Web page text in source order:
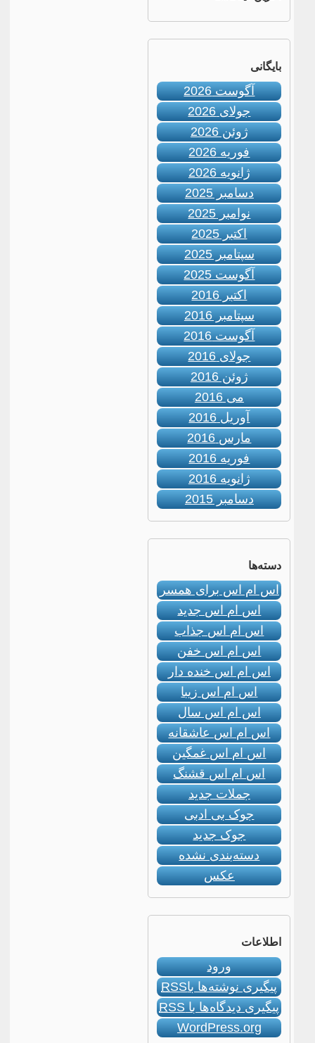
بایگانی
آگوست 2026
جولای 2026
ژوئن 2026
فوریه 2026
ژانویه 2026
دسامبر 2025
نوامبر 2025
اکتبر 2025
سپتامبر 2025
آگوست 2025
اکتبر 2016
سپتامبر 2016
آگوست 2016
جولای 2016
ژوئن 2016
می 2016
آوریل 2016
مارس 2016
فوریه 2016
ژانویه 2016
دسامبر 2015
دسته‌ها
اس ام اس برای همسر
اس ام اس جدید
اس ام اس جذاب
اس ام اس خفن
اس ام اس خنده دار
اس ام اس زیبا
اس ام اس سال
اس ام اس عاشقانه
اس ام اس غمگین
اس ام اس قشنگ
جملات جدید
جوک بی ادبی
جوک جدید
دسته‌بندی نشده
عکس
اطلاعات
ورود
پیگیری نوشته‌ها باRSS
پیگیری دیدگاه‌ها باRSS
WordPress.org